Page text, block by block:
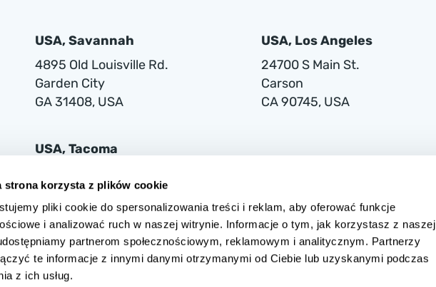
strona korzysta z plików cookie
pliki cookie do spersonalizowania treści i reklam, aby oferować funkcje
i analizować ruch w naszej witrynie. Informacje o tym, jak korzystasz z naszej
partnerom społecznościowym, reklamowym i analitycznym. Partnerzy
te informacje z innymi danymi otrzymanymi od Ciebie lub uzyskanymi podczas
z ich usług.
USA, Savannah
4895 Old Louisville Rd.
Garden City
GA 31408, USA
USA, Los Angeles
24700 S Main St.
Carson
CA 90745, USA
USA, Tacoma
Tacoma
WA 98421